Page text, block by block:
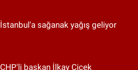
İstanbul'a sağanak yağış geliyor
CHP'li başkan İlkay Çiçek